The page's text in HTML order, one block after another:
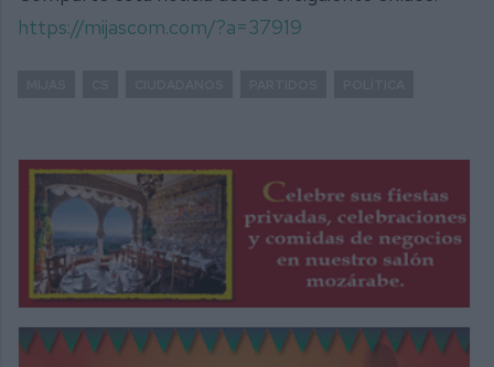
https://mijascom.com/?a=37919